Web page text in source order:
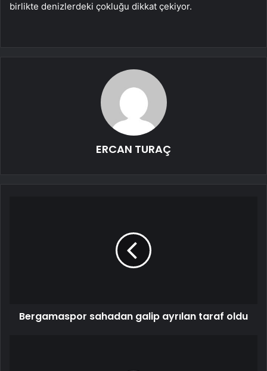
birlikte denizlerdeki çokluğu dikkat çekiyor.
ERCAN TURAÇ
Bergamaspor sahadan galip ayrılan taraf oldu